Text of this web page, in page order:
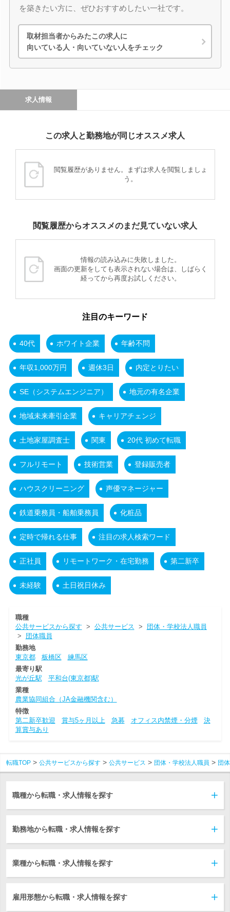
を築きたい方に、ぜひおすすめしたい一社です。
取材担当者からみたこの求人に
向いている人・向いていない人をチェック
求人情報
この求人と勤務地が同じオススメ求人
閲覧履歴がありません。まずは求人を閲覧しましょ
う。
閲覧履歴からオススメのまだ見ていない求人
情報の読み込みに失敗しました。
画面の更新をしても表示されない場合は、しばらく
経ってから再度お試しください。
注目のキーワード
40代 ホワイト企業 年齢不問
年収1,000万円 週休3日 内定とりたい
SE（システムエンジニア） 地元の有名企業
地域未来牽引企業 キャリアチェンジ
土地家屋調査士 関東 20代 初めて転職
フルリモート 技術営業 登録販売者
ハウスクリーニング 声優マネージャー
鉄道乗務員・船舶乗務員 化粧品
定時で帰れる仕事 注目の求人検索ワード
正社員 リモートワーク・在宅勤務 第二新卒
未経験 土日祝日休み
職種
公共サービスから探す > 公共サービス >
団体・学校法人職員
>
団体職員
勤務地
東京都
板橋区
練馬区
最寄り駅
光が丘駅
平和台(東京都)駅
業種
農業協同組合（JA金融機関含む）
特徴
第二新卒歓迎
賞与5ヶ月以上 急募 オフィス内禁煙・分煙
決
算賞与あり
転職TOP 公共サービスから探す 公共サービス 団体・学校法人職員 団
職種から転職・求人情報を探す
勤務地から転職・求人情報を探す
業種から転職・求人情報を探す
雇用形態から転職・求人情報を探す